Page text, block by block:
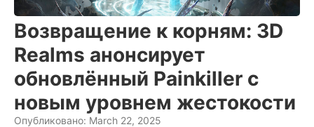
Возвращение к корням: 3D
Realms анонсирует
обновлённый Painkiller с
новым уровнем жестокости
Опубликовано: March 22, 2025